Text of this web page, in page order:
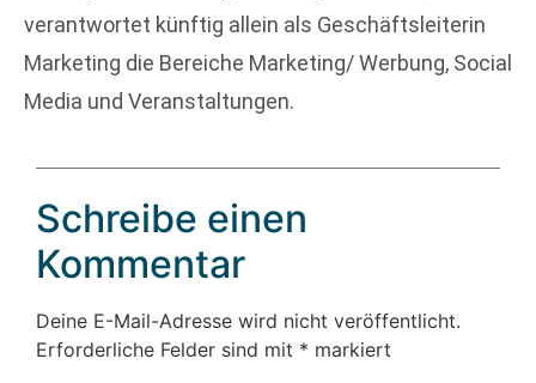
verantwortet künftig allein als Geschäftsleiterin
Marketing die Bereiche Marketing/ Werbung, Social
Media und Veranstaltungen.
Schreibe einen
Kommentar
Deine E-Mail-Adresse wird nicht veröffentlicht.
Erforderliche Felder sind mit * markiert